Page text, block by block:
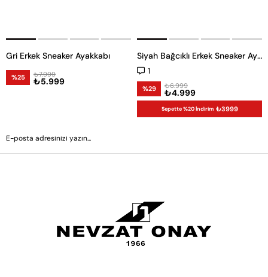
Gri Erkek Sneaker Ayakkabı
%25 ₺5.999
₺7.999
Siyah Bağcıklı Erkek Sneaker Ayakkabı
1
%29 ₺4.999
₺6.999
Sepette %20 İndirim ₺3999